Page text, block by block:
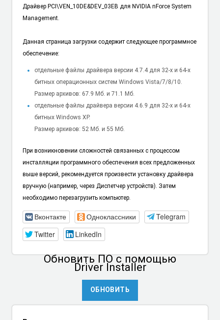
Драйвер PCI\VEN_10DE&DEV_03EB для NVIDIA nForce System
Management.
Данная страница загрузки содержит следующее программное
обеспечение:
отдельные файлы драйвера версии 4.7.4 для 32-х и 64-х
битных операционных систем Windows Vista/7/8/10.
Размер архивов: 67.9 Мб. и 71.1 Мб.
отдельные файлы драйвера версии 4.6.9 для 32-х и 64-х
битных Windows XP.
Размер архивов: 52 Мб. и 55 Мб.
При возникновении сложностей связанных с процессом
инсталляции программного обеспечения всех предложенных
выше версий, рекомендуется произвести установку драйвера
вручную (например, через Диспетчер устройств). Затем
необходимо перезагрузить компьютер.
Вконтакте Одноклассники
Telegram
Twitter
LinkedIn
Обновить ПОс помощью
Driver Installer
ОБНОВИТЬ